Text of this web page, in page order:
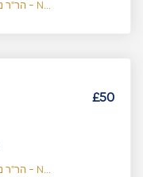
הר"ר נפתלי ברמ"א שלעזינגער - N...
£50
הר"ר נפתלי ברמ"א שלעזינגער - N...